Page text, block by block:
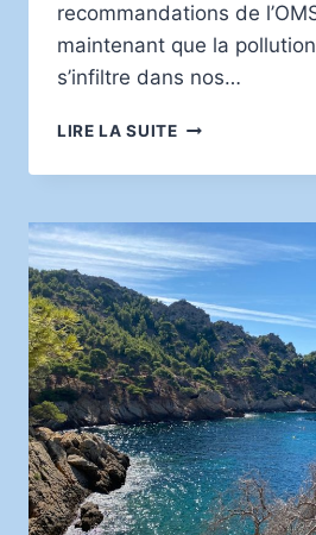
recommandations de
maintenant que la
s’infiltre dans nos…
LIRE LA SUITEAMÉLIORER
QUALITÉ
L’AIR
INTÉRIEUR
À
MARSEILLE
GRÂCE
AUX
CAPTEURS
CONNECTÉS
:
CONSEILS
D’UNE
AIDE-
SOIGNANTE